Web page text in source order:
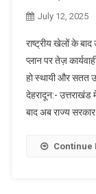
July 12, 2025
राष्ट्रीय खेलों के
प्लान पर तेज़
हो स्थायी और सतत
देहरादून:-
बाद अब राज्य
Continue